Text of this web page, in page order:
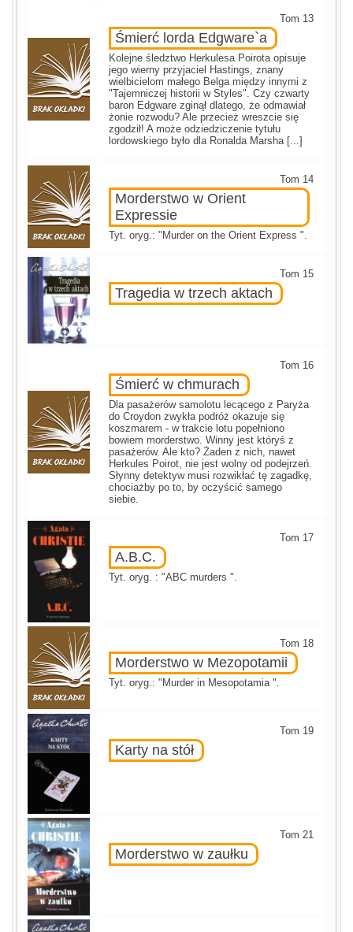
Tom 13
Śmierć lorda Edgware`a
Kolejne śledztwo Herkulesa Poirota opisuje
jego wierny przyjaciel Hastings, znany
wielbicielom małego Belga między innymi z
"Tajemniczej historii w Styles". Czy czwarty
baron Edgware zginął dlatego, że odmawiał
żonie rozwodu? Ale przecież wreszcie się
zgodził! A może odziedziczenie tytułu
lordowskiego było dla Ronalda Marsha [...]
Tom 14
Morderstwo w Orient
Expressie
Tyt. oryg.: "Murder on the Orient Express ".
Tom 15
Tragedia w trzech aktach
Tom 16
Śmierć w chmurach
Dla pasażerów samolotu lecącego z Paryża
do Croydon zwykła podróż okazuje się
koszmarem - w trakcie lotu popełniono
bowiem morderstwo. Winny jest któryś z
pasażerów. Ale kto? Żaden z nich, nawet
Herkules Poirot, nie jest wolny od podejrzeń.
Słynny detektyw musi rozwikłać tę zagadkę,
chociażby po to, by oczyścić samego
siebie.
Tom 17
A.B.C.
Tyt. oryg. : "ABC murders ".
Tom 18
Morderstwo w Mezopotamii
Tyt. oryg.: "Murder in Mesopotamia ".
Tom 19
Karty na stół
Tom 21
Morderstwo w zaułku